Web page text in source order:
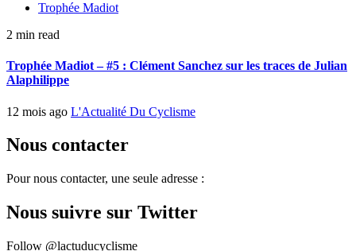
Trophée Madiot
2 min read
Trophée Madiot – #5 : Clément Sanchez sur les traces de Julian
Alaphilippe
12 mois ago L'Actualité Du Cyclisme
Nous contacter
Pour nous contacter, une seule adresse :
Nous suivre sur Twitter
Follow @lactuducyclisme